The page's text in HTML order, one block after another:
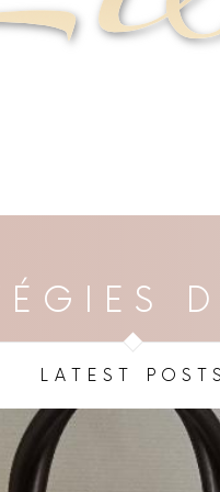
LATEST POSTS